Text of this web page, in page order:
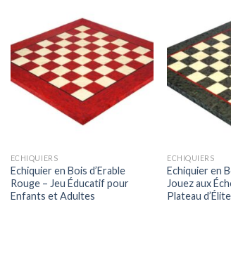
ECHIQUIERS
Echiquier en Bois d’Erable
Rouge – Jeu Éducatif pour
Enfants et Adultes
ECHIQUIERS
Echiquier en
Jouez aux
Plateau d’Élite